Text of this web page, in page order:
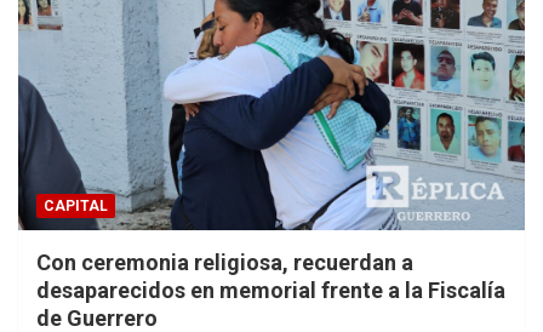
CAPITAL
Con ceremonia religiosa, recuerdan a
desaparecidos en memorial frente a la Fiscalía
de Guerrero